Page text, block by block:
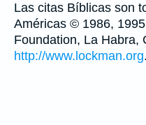
Las citas Bíblicas son
Américas © 1986,
Foundation, La Habra,
http://www.lockman.org